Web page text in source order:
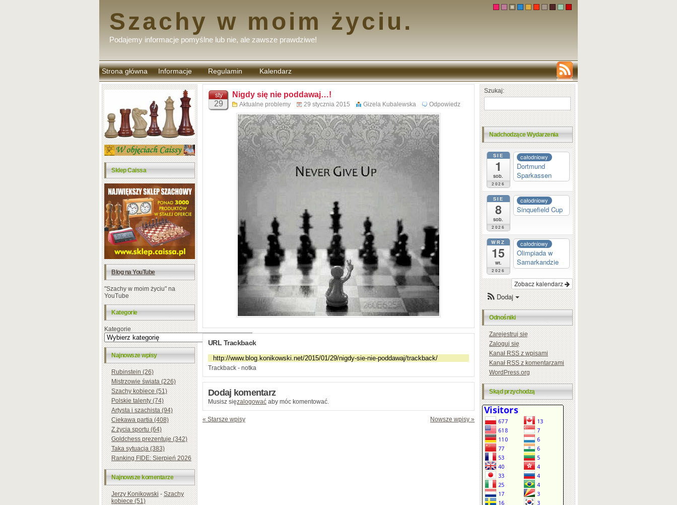
Szachy w moim życiu.
Podajemy informacje pomyślne lub nie, ale zawsze prawdziwe!
Strona główna Informacje Regulamin
komentarzy
Kalendarz
Sklep Caissa
Blog na YouTube
"Szachy w moim życiu" na
YouTube
Kategorie
Kategorie
Najnowsze wpisy
Rubinstein (26)
Mistrzowie świata (226)
Szachy kobiece (51)
Polskie talenty (74)
Artysta i szachista (94)
Ciekawa partia (408)
Z życia sportu (64)
Goldchess prezentuje (342)
Taka sytuacja (383)
Ranking FIDE: Sierpień 2026
Najnowsze komentarze
Jerzy Konikowski-Szachy
kobiece (51)
sty
29
Nigdy się nie poddawaj…!
Aktualne problemy 29 stycznia 2015 Gizela Kubalewska Odpowiedz
URL Trackback
Trackback - notka
Dodaj komentarz
Musisz sięzalogować aby móc komentować.
« Starsze wpisy Nowsze wpisy »
Szukaj:
Nadchodzące Wydarzenia
SIE
1
sob.
2026
całodniowy
Dortmund
Sparkassen
SIE
8
sob.
2026
całodniowy
Sinquefield Cup
WRZ
15
wt.
2026
całodniowy
Olimpiada w
Samarkandzie
Zobacz kalendarz
Dodaj
Odnośniki
Zarejestruj się
Zaloguj się
KanałRSSz wpisami
KanałRSSz komentarzami
WordPress.org
Skąd przychodzą